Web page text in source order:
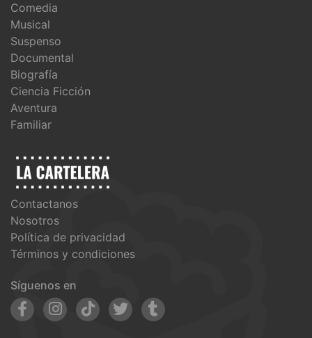
Comedia
Musical
Suspenso
Documental
Biografía
Ciencia Ficción
Aventura
Familiar
Contactanos
Nosotros
Política de privacidad
Términos y condiciones
Síguenos en